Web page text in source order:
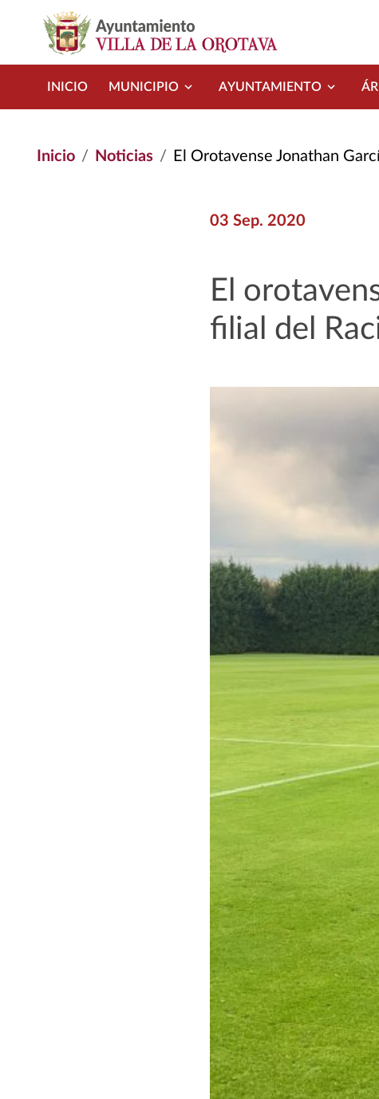
INICIO MUNICIPIO AYUNTAMIENTO
Inicio Noticias El Orotavense Jonathan
03 Sep. 2020
El
filial del